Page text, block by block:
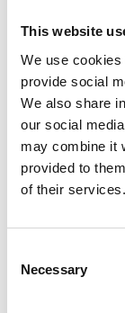
This website
We use
provide social
We also share
our social
may combine it
provided to
of their services.
Selection
Necessary
Vi gjør
denne kvelden
Dørene
Kjøpte
Brasseriets
anbefales
via